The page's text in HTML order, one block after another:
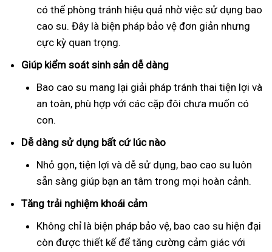
có thể phòng tránh hiệu quả nhờ việc sử dụng bao
cao su. Đây là biện pháp bảo vệ đơn giản nhưng
cực kỳ quan trọng.
Giúp kiểm soát sinh sản dễ dàng
Bao cao su mang lại giải pháp tránh thai tiện lợi và
an toàn, phù hợp với các cặp đôi chưa muốn có
con.
Dễ dàng sử dụng bất cứ lúc nào
Nhỏ gọn, tiện lợi và dễ sử dụng, bao cao su luôn
sẵn sàng giúp bạn an tâm trong mọi hoàn cảnh.
Tăng trải nghiệm khoái cảm
Không chỉ là biện pháp bảo vệ, bao cao su hiện đại
còn được thiết kế để tăng cường cảm giác với